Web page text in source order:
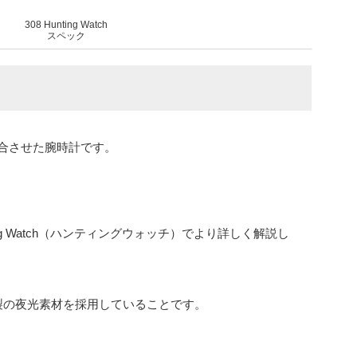
308 Hunting Watch
スペック
せた腕時計です。
（ハンティングウォッチ）でより詳しく解説し
夜光素材を採用していることです。